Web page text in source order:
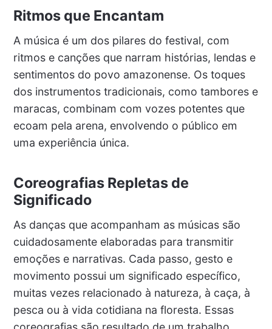
Ritmos que Encantam
A música é um dos pilares do festival, com
ritmos e canções que narram histórias, lendas e
sentimentos do povo amazonense. Os toques
dos instrumentos tradicionais, como tambores e
maracas, combinam com vozes potentes que
ecoam pela arena, envolvendo o público em
uma experiência única.
Coreografias Repletas de
Significado
As danças que acompanham as músicas são
cuidadosamente elaboradas para transmitir
emoções e narrativas. Cada passo, gesto e
movimento possui um significado específico,
muitas vezes relacionado à natureza, à caça, à
pesca ou à vida cotidiana na floresta. Essas